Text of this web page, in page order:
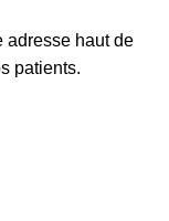
adresse haut de
patients.